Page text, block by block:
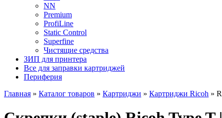
NN
Premium
ProfiLine
Static Control
Superfine
Чистящие средства
ЗИП для принтера
Все для заправки картриджей
Периферия
Главная » Каталог товаров » Картриджи » Картриджи Ricoh »